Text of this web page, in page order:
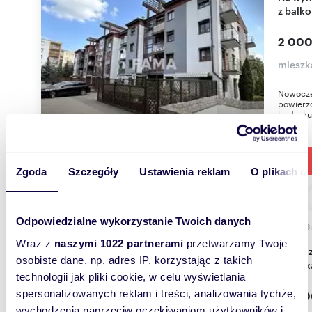
Zgoda Szczegóły Ustawienia reklam O plikach
Odpowiedzialne wykorzystanie Twoich danych
Wraz z naszymi 1022 partnerami przetwarzamy Twoje
osobiste dane, np. adres IP, korzystając z takich
technologii jak pliki cookie, w celu wyświetlania
spersonalizowanych reklam i treści, analizowania tychże,
z
2
39,56
Do sprzedania przestronne 1-pokojowe
259